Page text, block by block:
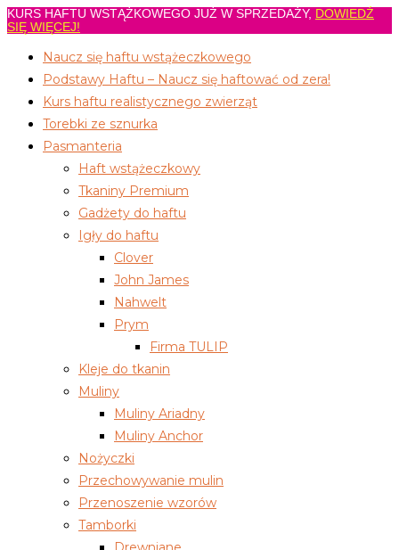
Koniec
treści
KURS HAFTU WSTĄŻKOWEGO JUŻ W SPRZEDAŻY, DOWIEDŹ
SIĘ WIĘCEJ!
Naucz się haftu wstążeczkowego
Podstawy Haftu – Naucz się haftować od zera!
Kurs haftu realistycznego zwierząt
Torebki ze sznurka
Pasmanteria
Haft wstążeczkowy
Tkaniny Premium
Gadżety do haftu
Igły do haftu
Clover
John James
Nahwelt
Prym
Firma TULIP
Kleje do tkanin
Muliny
Muliny Ariadny
Muliny Anchor
Nożyczki
Przechowywanie mulin
Przenoszenie wzorów
Tamborki